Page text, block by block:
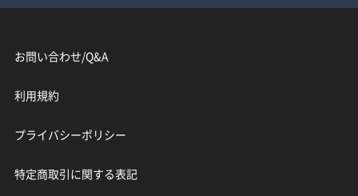
お問い合わせ/Q&A
利用規約
プライバシーポリシー
特定商取引に関する表記